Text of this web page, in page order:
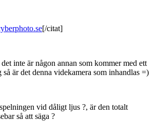
[/citat]
inte är någon annan som kommer med ett
så är det denna videkamera som inhandlas =)
vid dåligt ljus ?, är den totalt
så att säga ?